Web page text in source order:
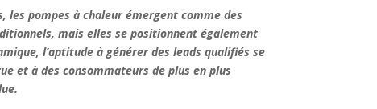
pompes à chaleur émergent comme des
mais elles se positionnent également
l’aptitude à générer des leads qualifiés se
et à des consommateurs de plus en plus